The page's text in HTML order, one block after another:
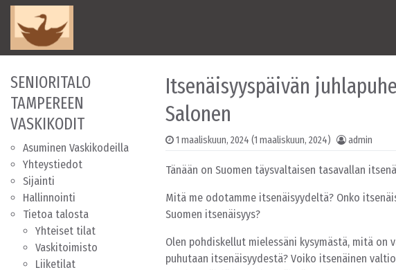
Skip to content
Main Navigation
SENIORITALO
TAMPEREEN
VASKIKODIT
Asuminen Vaskikodeilla
Yhteystiedot
Sijainti
Hallinnointi
Tietoa talosta
Yhteiset tilat
Vaskitoimisto
Liiketilat
Itsenäisyyspäivän
Salonen
1 maaliskuun, 2024 (1 maaliskuun, 2024) admin
Tänään on Suomen täysvaltaisen tasavallan
Mitä me odotamme itsenäisyydeltä? Onko
Suomen itsenäisyys?
Olen pohdiskellut mielessäni kysymästä, mitä on
puhutaan itsenäisyydestä? Voiko itsenäinen